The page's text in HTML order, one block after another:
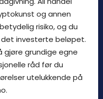
og annen
risiko, og du
investerte beløpet.
gjøre grundige egne
råd før du
utelukkende på